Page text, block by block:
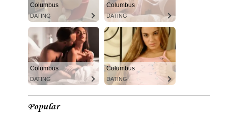
Columbus
DATING
Columbus
DATING
Columbus
DATING
Columbus
DATING
Popular